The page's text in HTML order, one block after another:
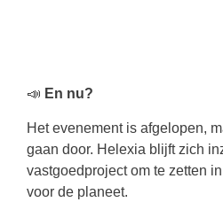
📣 En nu?
Het evenement is afgelopen,
gaan door. Helexia blijft zich
vastgoedproject om te zetten
voor de planeet.